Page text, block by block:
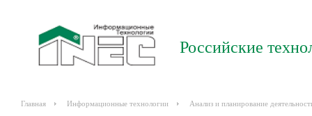
Российские
Главная Информационные технологии Анализ и планирование